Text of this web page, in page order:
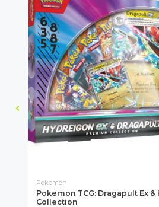
Pokemon
Pokemon TCG: Dragapult Ex &
Collection